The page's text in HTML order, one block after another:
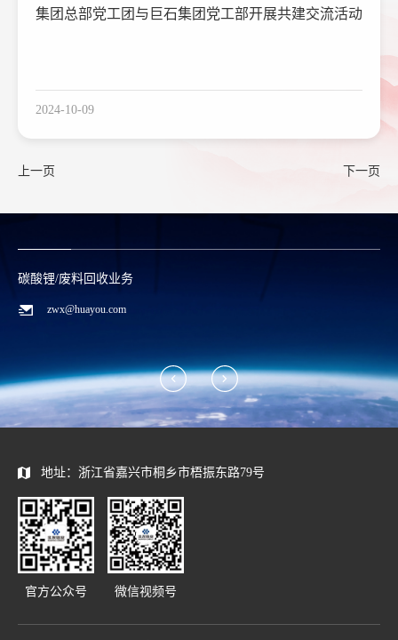
集团总部党工团与巨石集团党工部开展共建交流活动
2024-10-09
上一页 下一页
碳酸锂/废料回收业务
zwx@huayou.com
地址：浙江省嘉兴市桐乡市梧振东路79号
官方公众号 微信视频号